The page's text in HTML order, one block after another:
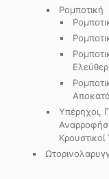
Ρομποτική
Υπέρηχοι,